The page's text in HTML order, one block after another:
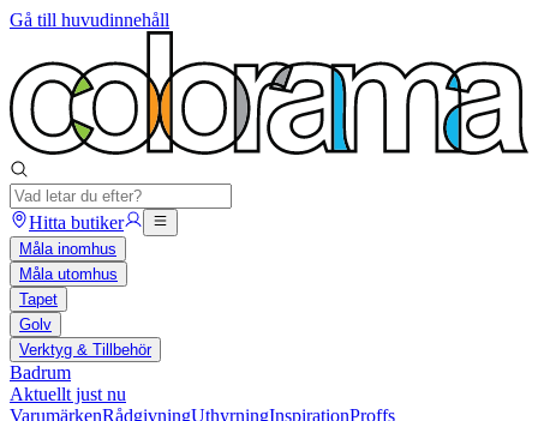
Gå till huvudinnehåll
Hitta butiker
Måla inomhus
Måla utomhus
Tapet
Golv
Verktyg & Tillbehör
Badrum
Aktuellt just nu
VarumärkenRådgivningUthyrningInspirationProffs